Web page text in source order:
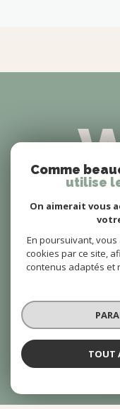
04 67
Comme
utilise
On aimerait vous
En poursuivant,
cookies par ce site,
contenus adaptés et
TOUT